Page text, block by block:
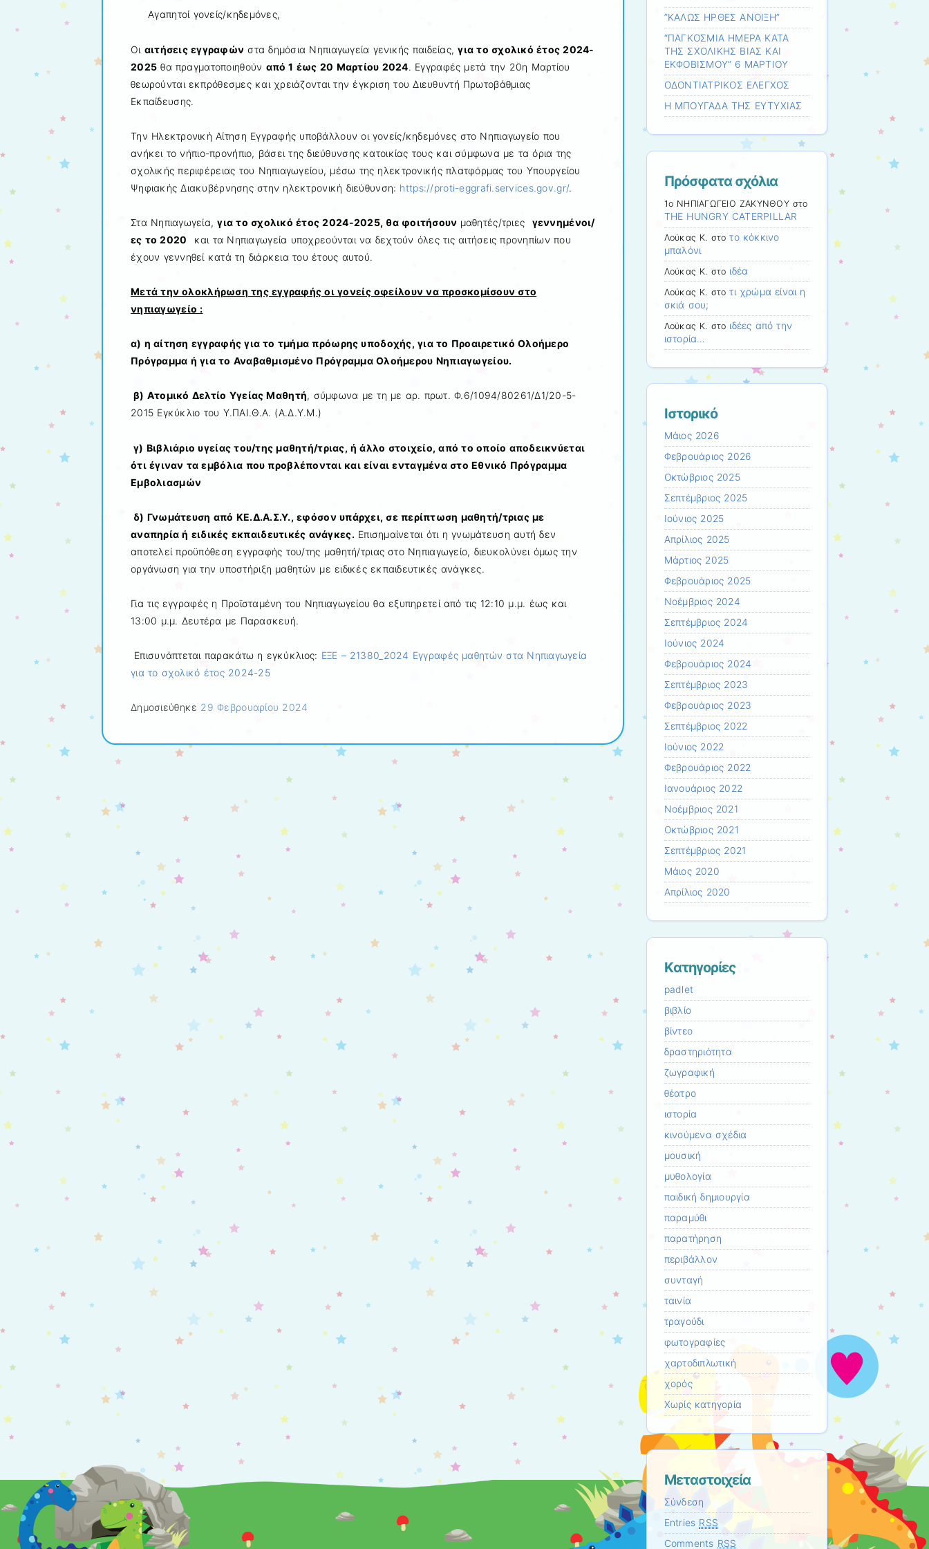
Αγαπητοί γονείς/κηδεμόνες,
Οι αιτήσεις εγγραφών στα δημόσια Νηπιαγωγεία γενικής παιδείας,για το σχολικό έτος 2024-
2025 θα πραγματοποιηθούν από 1 έως 20 Μαρτίου 2024. Εγγραφές μετά την 20η Μαρτίου
θεωρούνται εκπρόθεσμες και χρειάζονται την έγκριση του Διευθυντή Πρωτοβάθμιας
Εκπαίδευσης.
Την Ηλεκτρονική Αίτηση Εγγραφής υποβάλλουν οι γονείς/κηδεμόνες στο Νηπιαγωγείο που
ανήκει το νήπιο-προνήπιο, βάσει της διεύθυνσης κατοικίας τους και σύμφωνα με τα όρια της
σχολικής περιφέρειας του Νηπιαγωγείου, μέσω της ηλεκτρονικής πλατφόρμας του Υπουργείου
Ψηφιακής Διακυβέρνησης στην ηλεκτρονική διεύθυνση: https://proti-eggrafi.services.gov.gr/.
Στα Νηπιαγωγεία,για το σχολικό έτος 2024-2025, θα φοιτήσουν μαθητές/τριες γεννημένοι/
ες το 2020 και τα Νηπιαγωγεία υποχρεούνται να δεχτούν όλες τις αιτήσεις προνηπίων που
έχουν γεννηθεί κατά τη διάρκεια του έτους αυτού.
Μετά την ολοκλήρωση της εγγραφής οι γονείς οφείλουν να προσκομίσουν στο
νηπιαγωγείο :
α) η αίτηση εγγραφής για το τμήμα πρόωρης υποδοχής, για το Προαιρετικό Ολοήμερο
Πρόγραμμα ή για το Αναβαθμισμένο Πρόγραμμα Ολοήμερου Νηπιαγωγείου.
β) Ατομικό Δελτίο Υγείας Μαθητή, σύμφωνα με τη με αρ. πρωτ. Φ.6/1094/80261/Δ1/20-5-
2015 Εγκύκλιο του Υ.ΠΑΙ.Θ.Α. (Α.Δ.Υ.Μ.)
γ) Βιβλιάριο υγείας του/της μαθητή/τριας, ή άλλο στοιχείο, από το οποίο αποδεικνύεται
ότι έγιναν τα εμβόλια που προβλέπονται και είναι ενταγμένα στο Εθνικό Πρόγραμμα
Εμβολιασμών
δ) Γνωμάτευση από ΚΕ.Δ.Α.Σ.Υ., εφόσον υπάρχει, σε περίπτωση μαθητή/τριας με
αναπηρία ή ειδικές εκπαιδευτικές ανάγκες.Επισημαίνεται ότι η γνωμάτευση αυτή δεν
αποτελεί προϋπόθεση εγγραφής του/της μαθητή/τριας στο Νηπιαγωγείο, διευκολύνει όμως την
οργάνωση για την υποστήριξη μαθητών με ειδικές εκπαιδευτικές ανάγκες.
Για τις εγγραφές η Προϊσταμένη του Νηπιαγωγείου θα εξυπηρετεί από τις 12:10 μ.μ. έως και
13:00 μ.μ. Δευτέρα με Παρασκευή.
Επισυνάπτεται παρακάτω η εγκύκλιος: ΕΞΕ – 21380_2024 Εγγραφές μαθητών στα Νηπιαγωγεία
για το σχολικό έτος 2024-25
Δημοσιεύθηκε 29 Φεβρουαρίου 2024
”ΚΑΛΩΣ ΗΡΘΕΣ ΑΝΟΙΞΗ”
“ΠΑΓΚΟΣΜΙΑ ΗΜΕΡΑ ΚΑΤΑ
ΤΗΣ ΣΧΟΛΙΚΗΣ ΒΙΑΣ ΚΑΙ
ΕΚΦΟΒΙΣΜΟΥ” 6 ΜΑΡΤΙΟΥ
ΟΔΟΝΤΙΑΤΡΙΚΟΣ ΕΛΕΓΧΟΣ
Η ΜΠΟΥΓΑΔΑ ΤΗΣ ΕΥΤΥΧΙΑΣ
Πρόσφατα σχόλια
1ο ΝΗΠΙΑΓΩΓΕΙΟ ΖΑΚΥΝΘΟΥστο
THE HUNGRY CATERPILLAR
Λούκας Κ. στοτο κόκκινο
μπαλόνι
Λούκας Κ. στο ιδέα
Λούκας Κ. στοτι χρώμα είναι η
σκιά σου;
Λούκας Κ. στο ιδέες από την
ιστορία…
Ιστορικό
Μάιος 2026
Φεβρουάριος 2026
Οκτώβριος 2025
Σεπτέμβριος 2025
Ιούνιος 2025
Απρίλιος 2025
Μάρτιος 2025
Φεβρουάριος 2025
Νοέμβριος 2024
Σεπτέμβριος 2024
Ιούνιος 2024
Φεβρουάριος 2024
Σεπτέμβριος 2023
Φεβρουάριος 2023
Σεπτέμβριος 2022
Ιούνιος 2022
Φεβρουάριος 2022
Ιανουάριος 2022
Νοέμβριος 2021
Οκτώβριος 2021
Σεπτέμβριος 2021
Μάιος 2020
Απρίλιος 2020
Kατηγορίες
padlet
βιβλίο
βίντεο
δραστηριότητα
ζωγραφική
θέατρο
ιστορία
κινούμενα σχέδια
μουσική
μυθολογία
παιδική δημιουργία
παραμύθι
παρατήρηση
περιβάλλον
συνταγή
ταινία
τραγούδι
φωτογραφίες
χαρτοδιπλωτική
χορός
Χωρίς κατηγορία
Μεταστοιχεία
Σύνδεση
Entries RSS
Comments RSS